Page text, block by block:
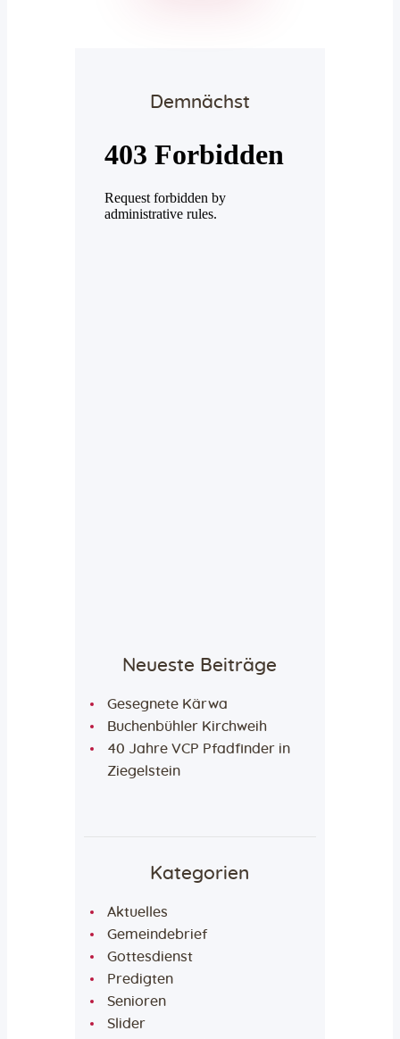
Demnächst
Neueste Beiträge
Gesegnete Kärwa
Buchenbühler Kirchweih
40 Jahre VCP Pfadfinder in
Ziegelstein
Kategorien
Aktuelles
Gemeindebrief
Gottesdienst
Predigten
Senioren
Slider